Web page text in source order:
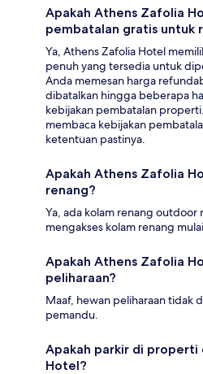
Apakah Athens Zafolia
pembatalan gratis untuk
Ya, Athens Zafolia Hotel
penuh yang tersedia untuk
Anda memesan harga
dibatalkan hingga beberapa
kebijakan pembatalan
membaca kebijakan
ketentuan pastinya.
Apakah Athens Zafolia
renang?
Ya, ada kolam renang outdoor
mengakses kolam renang
Apakah Athens Zafolia
peliharaan?
Maaf, hewan peliharaan tidak
pemandu.
Apakah parkir di
Hotel?